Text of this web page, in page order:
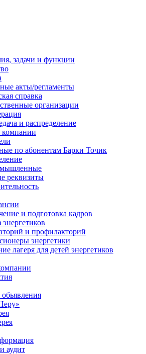
задачи и функции
акты/регламенты
справка
организации
и распределение
по абонентам Барки Точик
реквизиты
и подготовка кадров
и профилакторий
энергетики
лагеря для детей энергетиков
аудит